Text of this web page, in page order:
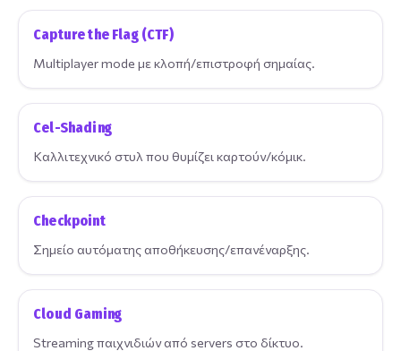
Capture the Flag (CTF)
Multiplayer mode με κλοπή/επιστροφή σημαίας.
Cel-Shading
Καλλιτεχνικό στυλ που θυμίζει καρτούν/κόμικ.
Checkpoint
Σημείο αυτόματης αποθήκευσης/επανέναρξης.
Cloud Gaming
Streaming παιχνιδιών από servers στο δίκτυο.